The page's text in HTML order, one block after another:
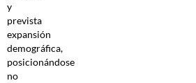
y
prevista
expansión
demográfica,
posicionándose
no